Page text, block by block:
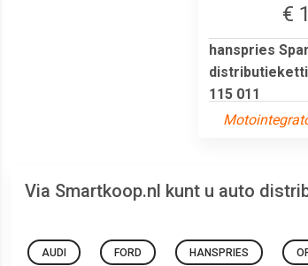
€
hanspries
115 011
Via Smartkoop.nl kunt u auto
AUDI FORD HANSPRIES